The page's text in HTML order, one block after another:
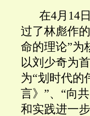
在4月14
过了林彪作
命的理论”为
以刘少奇为
为“划时代的
言》”、“向
和实践进一